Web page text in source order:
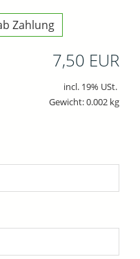
Zahlung
7,50 EUR
incl. 19% USt.
Gewicht: 0.002 kg